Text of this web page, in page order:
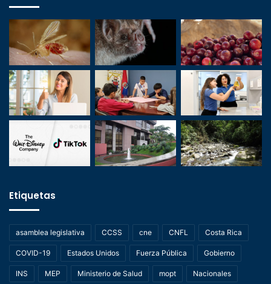
Etiquetas
asamblea legislativa CCSS cne CNFL Costa Rica
COVID-19 Estados Unidos Fuerza Pública Gobierno
INS MEP Ministerio de Salud mopt Nacionales